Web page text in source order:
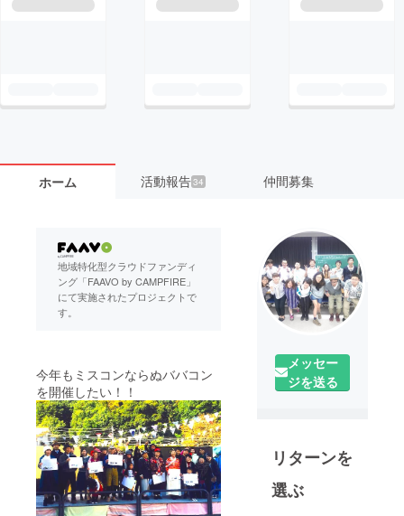
ホーム 活動報告34 仲間募集
地域特化型クラウドファンディ
ング「FAAVO by CAMPFIRE」
にて実施されたプロジェクトで
す。
今年もミスコンならぬババコン
を開催したい！！
メッセー
ジを送る
リターンを
選ぶ